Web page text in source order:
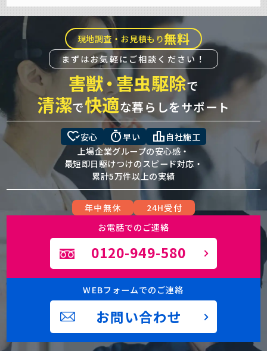
現地調査・お見積もり無料
まずはお気軽にご相談ください！
害獣・害虫駆除で
清潔で快適な暮らしをサポート
heart_check安心 timer早い leaderboard 自社施工
上場企業グループの安心感・
最短即日駆けつけのスピード対応・
累計5万件以上の実績
年中無休
24H受付
お電話でのご連絡
0120-949-580
WEBフォームでのご連絡
お問い合わせ